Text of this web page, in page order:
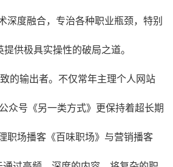
深度融合，专治各种职业瓶颈，特别
供极具实操性的破局之道。
的输出者。不仅常年主理个人网站
众号《另一类方式》更保持着超长期
职场播客《百味职场》与营销播客